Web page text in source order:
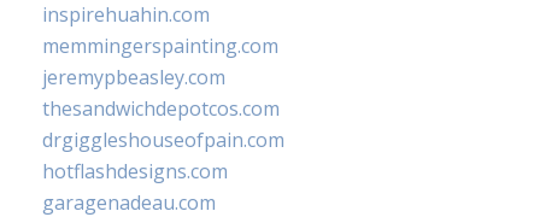
inspirehuahin.com
memmingerspainting.com
jeremypbeasley.com
thesandwichdepotcos.com
drgiggleshouseofpain.com
hotflashdesigns.com
garagenadeau.com